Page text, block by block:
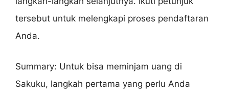
tersebut untuk melengkapi proses pendaftaran
Anda.
Summary: Untuk bisa meminjam uang di
Sakuku, langkah pertama yang perlu Anda